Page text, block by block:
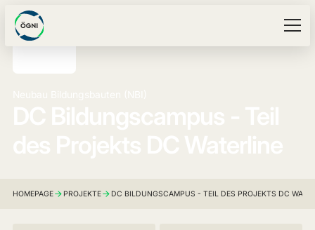
HOMEPAGE PROJEKTE DC BILDUNGSCAMPUS - TEIL DES PROJEKTS DC